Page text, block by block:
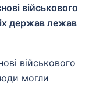
військового
держав лежав
військового
могли